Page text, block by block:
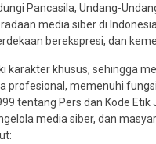
Pancasila, Undang-
media siber di
berekspresi, dan
karakter khusus, sehingga
profesional, memenuhi
tentang Pers dan Kode
media siber, dan